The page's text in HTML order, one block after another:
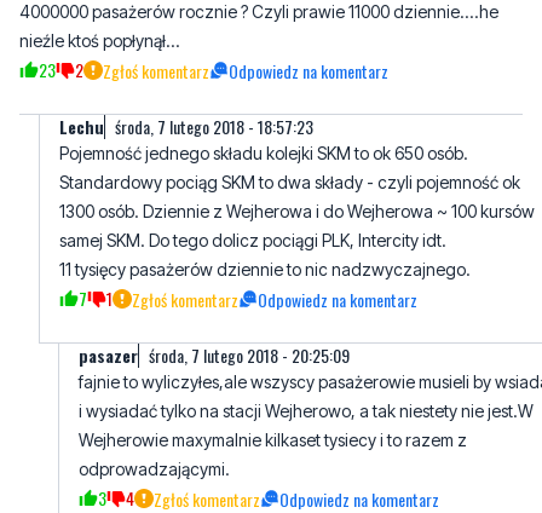
4000000 pasażerów rocznie ? Czyli prawie 11000 dziennie....he
nieźle ktoś popłynął...
23 2 Zgłoś komentarz Odpowiedz na komentarz
Lechu środa, 7 lutego 2018 - 18:57:23
Pojemność jednego składu kolejki SKM to ok 650 osób.
Standardowy pociąg SKM to dwa składy - czyli pojemność ok
1300 osób. Dziennie z Wejherowa i do Wejherowa ~ 100 kursów
samej SKM. Do tego dolicz pociągi PLK, Intercity idt.
11 tysięcy pasażerów dziennie to nic nadzwyczajnego.
7 1 Zgłoś komentarz Odpowiedz na komentarz
pasazer środa, 7 lutego 2018 - 20:25:09
fajnie to wyliczyłes,ale wszyscy pasażerowie musieli by
i wysiadać tylko na stacji Wejherowo, a tak niestety nie jest.W
Wejherowie maxymalnie kilkaset tysiecy i to razem z
odprowadzającymi.
3 4 Zgłoś komentarz Odpowiedz na komentarz